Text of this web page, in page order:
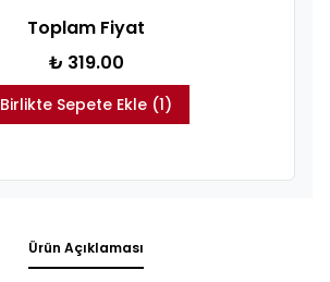
Toplam Fiyat
₺ 319.00
Birlikte Sepete Ekle (1)
Ürün Açıklaması